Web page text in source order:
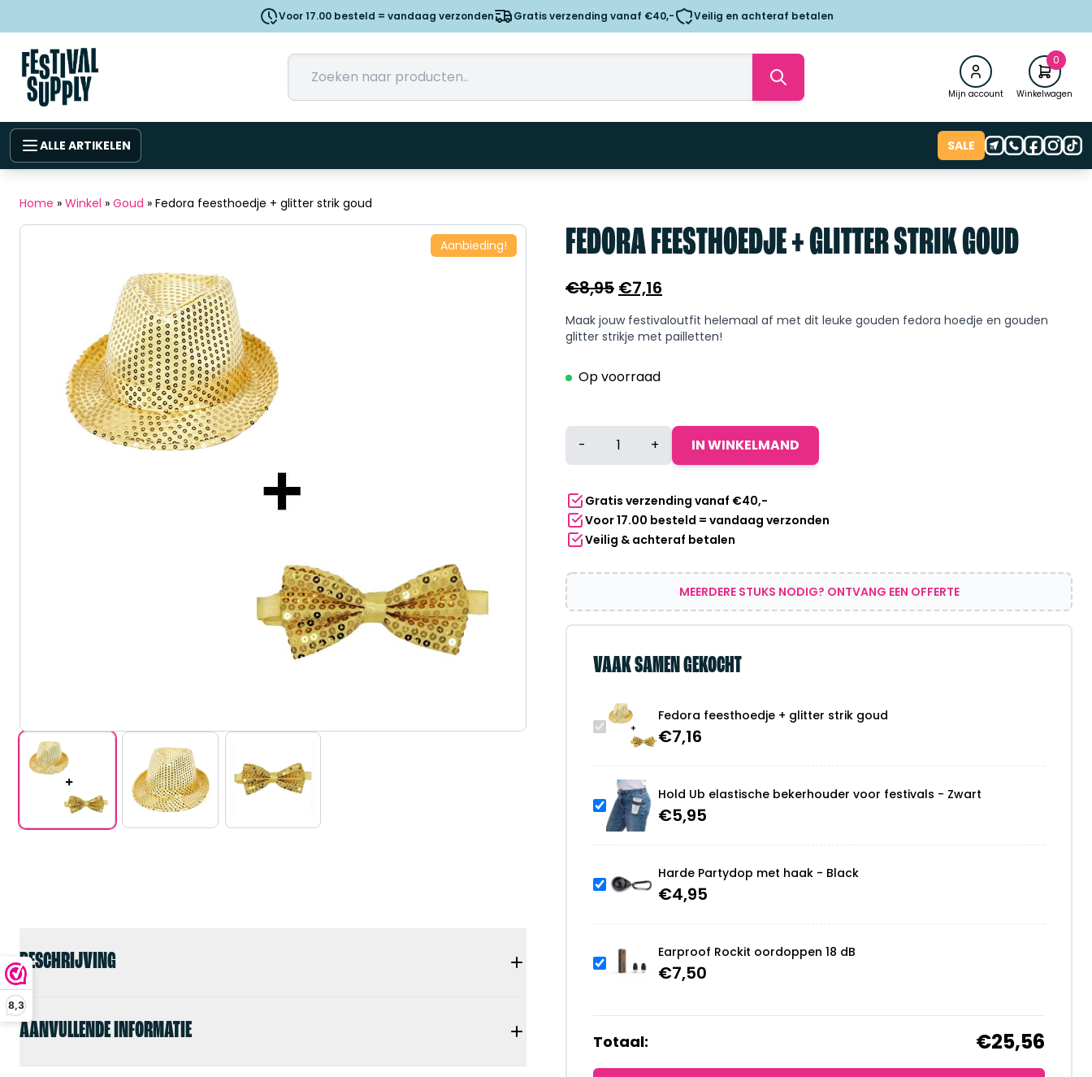
8,3
Voor 17.00 besteld = vandaag verzonden Gratis verzending vanaf €40,- Veilig en achteraf betalen
Mijn account
0
Winkelwagen
ALLE ARTIKELEN SALE
Home » Winkel » Goud » Fedora feesthoedje + glitter strik goud
Aanbieding!
BESCHRIJVING
AANVULLENDE INFORMATIE
FEDORA FEESTHOEDJE + GLITTER STRIK GOUD
€8,95 Oorspronkelijke
prijs
was:
€7,16
prijs
is:
Maak jouw festivaloutfit helemaal af met dit leuke gouden fedora hoedje en gouden
glitter strikje met pailletten!
Op voorraad
Fedora
feesthoedje
glitter
strik
goud
aantal
- + IN WINKELMAND
Gratis verzending vanaf €40,-
Voor 17.00 besteld = vandaag verzonden
Veilig & achteraf betalen
MEERDERE STUKS NODIG? ONTVANG EEN OFFERTE
VAAK SAMEN GEKOCHT
Fedora feesthoedje + glitter strik goud
€7,16
Hold Ub elastische bekerhouder voor festivals - Zwart
€5,95
Harde Partydop met haak - Black
€4,95
Earproof Rockit oordoppen 18 dB
€7,50
Totaal: €25,56